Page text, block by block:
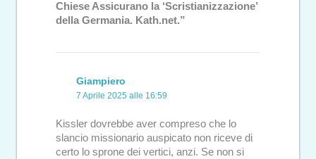
Chiese Assicurano la ‘Scristianizzazione’
della Germania. Kath.net.”
Giampiero
7 Aprile 2025 alle 16:59
Kissler dovrebbe aver compreso che lo
slancio missionario auspicato non riceve di
certo lo sprone dei vertici, anzi. Se non si